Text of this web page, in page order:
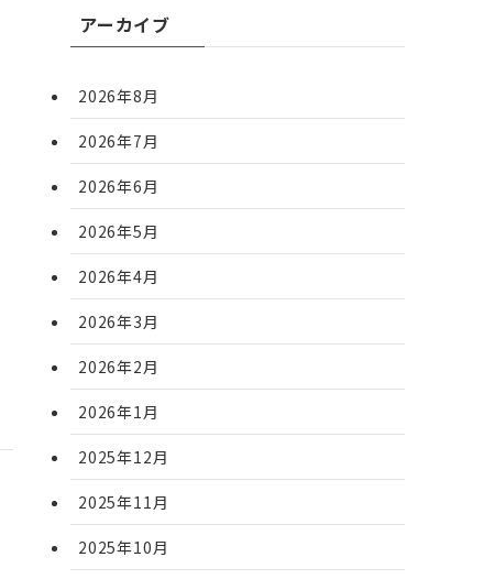
アーカイブ
2026年8月
2026年7月
2026年6月
2026年5月
2026年4月
2026年3月
2026年2月
2026年1月
2025年12月
2025年11月
2025年10月